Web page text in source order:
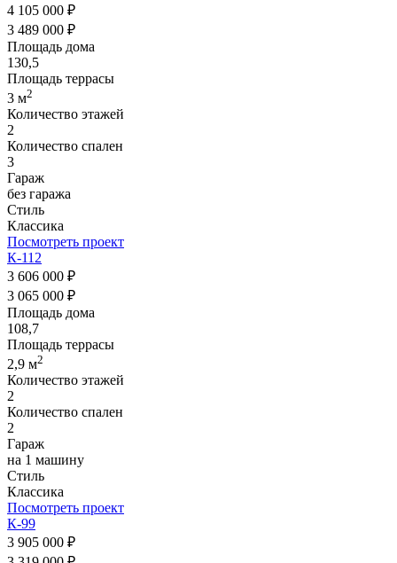
4 105 000 ₽
3 489 000 ₽
Площадь дома
130,5
Площадь террасы
3 м2
Количество этажей
2
Количество спален
3
Гараж
без гаража
Стиль
Классика
Посмотреть проект
К-112
3 606 000 ₽
3 065 000 ₽
Площадь дома
108,7
Площадь террасы
2,9 м2
Количество этажей
2
Количество спален
2
Гараж
на 1 машину
Стиль
Классика
Посмотреть проект
К-99
3 905 000 ₽